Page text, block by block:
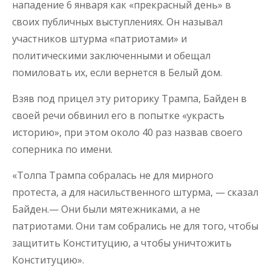
нападение 6 января как «прекрасный день» в
своих публичных выступлениях. Он называл
участников штурма «патриотами» и
политическими заключенными и обещал
помиловать их, если вернется в Белый дом.
Взяв под прицел эту риторику Трампа, Байден в
своей речи обвинил его в попытке «украсть
историю», при этом около 40 раз назвав своего
соперника по имени.
«Толпа Трампа собралась не для мирного
протеста, а для насильственного штурма, — сказал
Байден.— Они были мятежниками, а не
патриотами. Они там собрались не для того, чтобы
защитить Конституцию, а чтобы уничтожить
Конституцию».